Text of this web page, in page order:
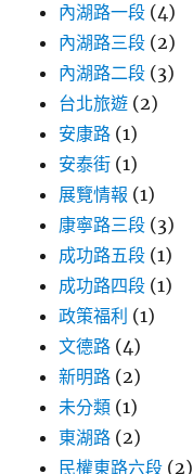
內湖路一段 (4)
內湖路三段 (2)
內湖路二段 (3)
台北旅遊 (2)
安康路 (1)
安泰街 (1)
展覽情報 (1)
康寧路三段 (3)
成功路五段 (1)
成功路四段 (1)
政策福利 (1)
文德路 (4)
新明路 (2)
未分類 (1)
東湖路 (2)
民權東路六段 (2)